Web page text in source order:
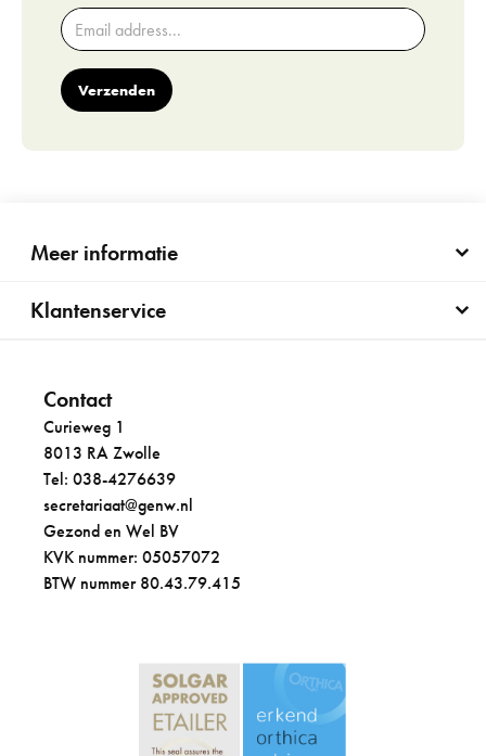
Verzenden
Meer informatie
Klantenservice
Contact
Curieweg 1
8013 RA Zwolle
Tel: 038-4276639
secretariaat@genw.nl
Gezond en Wel BV
KVK nummer: 05057072
BTW nummer 80.43.79.415